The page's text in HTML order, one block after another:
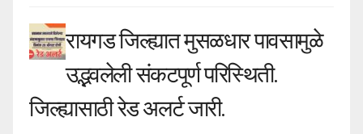
रायगड जिल्ह्यात मुसळधार पावसामुळे
उद्भवलेली संकटपूर्ण परिस्थिती.
जिल्ह्यासाठी रेड अलर्ट जारी.